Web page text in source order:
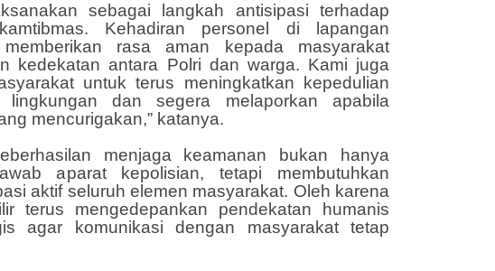
sebagai langkah antisipasi terhadap
Kehadiran personel di lapangan
rasa aman kepada masyarakat
kedekatan antara Polri dan warga. Kami juga
untuk terus meningkatkan kepedulian
lingkungan dan segera melaporkan apabila
mencurigakan,” katanya.
menjaga keamanan bukan hanya
aparat kepolisian, tetapi membutuhkan
aktif seluruh elemen masyarakat. Oleh karena
terus mengedepankan pendekatan humanis
agar komunikasi dengan masyarakat tetap